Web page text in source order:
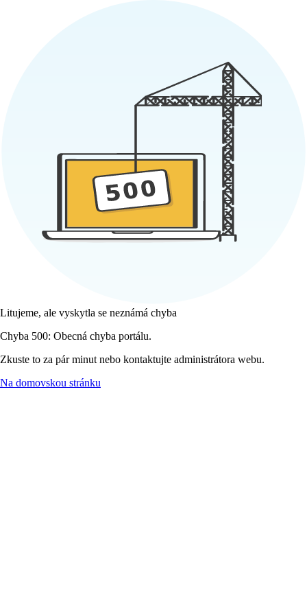
Litujeme, ale vyskytla se neznámá chyba
Chyba 500: Obecná chyba portálu.
Zkuste to za pár minut nebo kontaktujte administrátora webu.
Na domovskou stránku